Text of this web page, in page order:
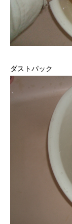
ダストパック